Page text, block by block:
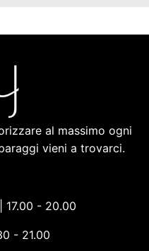
al massimo ogni
vieni a trovarci.
17.00 - 20.00
- 21.00